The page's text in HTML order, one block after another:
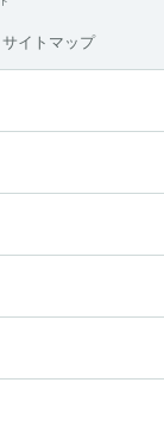
サイトマップ